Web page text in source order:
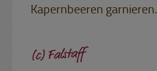
Kapernbeeren garnieren.
(c) Falstaff